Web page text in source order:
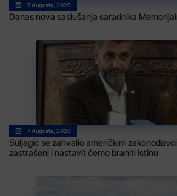
7 Augusta, 2026
Danas nova saslušanja saradnika
7 Augusta, 2026
Suljagić se zahvalio američkim
zastrašeni i nastavit ćemo braniti istinu